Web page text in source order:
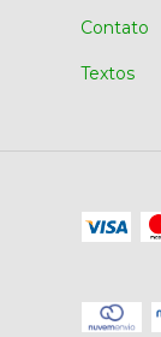
Contato
Textos